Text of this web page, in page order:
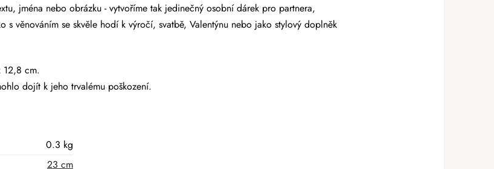
jména nebo obrázku - vytvoříme tak jedinečný osobní dárek pro partnera,
s věnováním se skvěle hodí k výročí, svatbě, Valentýnu nebo jako stylový doplněk
12,8 cm.
dojít k jeho trvalému poškození.
0.3 kg
23 cm